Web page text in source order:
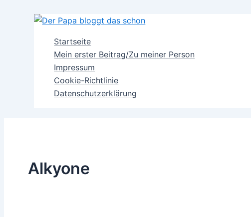
Startseite
Mein erster Beitrag/Zu meiner Person
Impressum
Cookie-Richtlinie
Datenschutzerklärung
Alkyone